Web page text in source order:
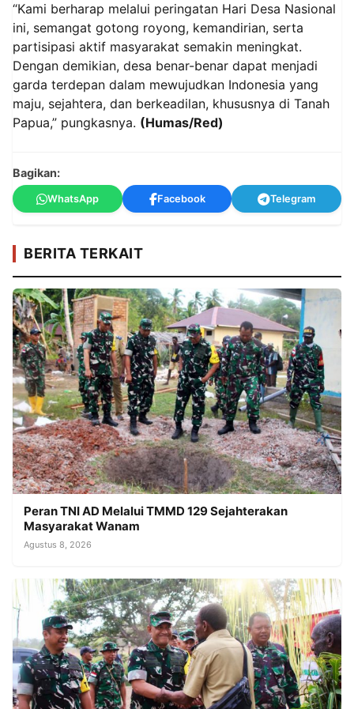
“Kami berharap melalui peringatan Hari Desa Nasional
ini, semangat gotong royong, kemandirian, serta
partisipasi aktif masyarakat semakin meningkat.
Dengan demikian, desa benar-benar dapat menjadi
garda terdepan dalam mewujudkan Indonesia yang
maju, sejahtera, dan berkeadilan, khususnya di Tanah
Papua,” pungkasnya. (Humas/Red)
Bagikan:
WhatsApp Facebook Telegram
BERITA TERKAIT
Peran TNI AD Melalui TMMD 129 Sejahterakan
Masyarakat Wanam
Agustus 8, 2026